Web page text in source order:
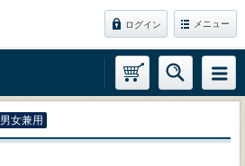
ログイン メニュー
男女兼用